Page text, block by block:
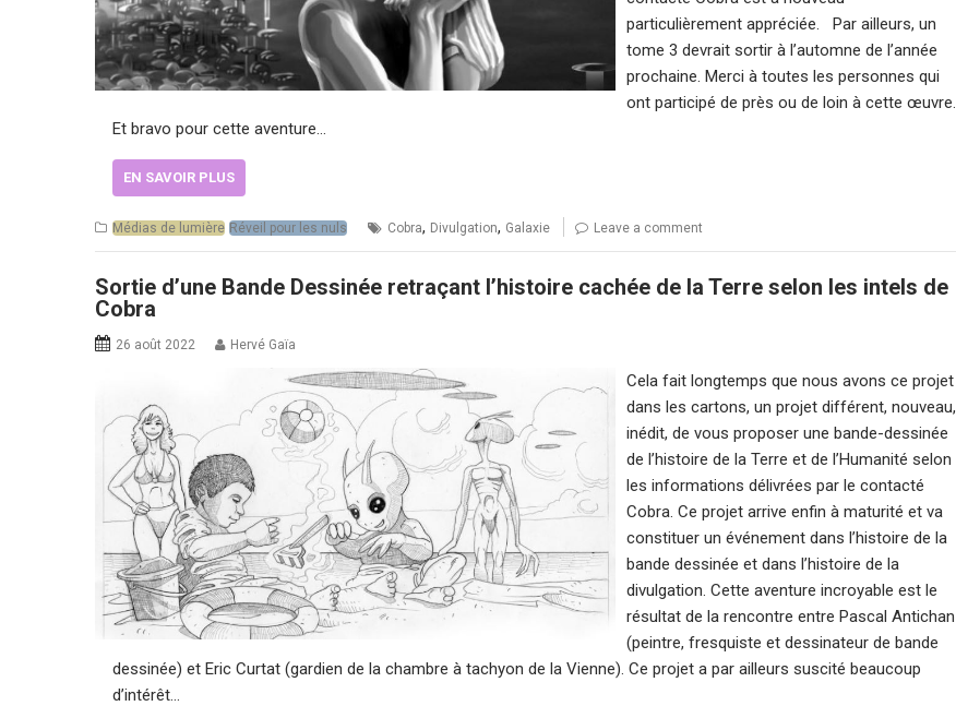
particulièrement appréciée. Par ailleurs, un
tome 3 devrait sortir à l’automne de l’année
prochaine. Merci à toutes les personnes qui
ont participé de près ou de loin à cette œuvre.
Et bravo pour cette aventure…
EN SAVOIR PLUS
Médias de lumière Réveil pour les nuls Cobra, Divulgation, Galaxie Leave a comment
Sortie d’une Bande Dessinée retraçant l’histoire cachée de la Terre selon les intels de
Cobra
26 août 2022 Hervé Gaïa
Cela fait longtemps que nous avons ce projet
dans les cartons, un projet différent, nouveau,
inédit, de vous proposer une bande-dessinée
de l’histoire de la Terre et de l’Humanité selon
les informations délivrées par le contacté
Cobra. Ce projet arrive enfin à maturité et va
constituer un événement dans l’histoire de la
bande dessinée et dans l’histoire de la
divulgation. Cette aventure incroyable est le
résultat de la rencontre entre Pascal Antichan
(peintre, fresquiste et dessinateur de bande
dessinée) et Eric Curtat (gardien de la chambre à tachyon de la Vienne). Ce projet a par ailleurs suscité beaucoup
d’intérêt…